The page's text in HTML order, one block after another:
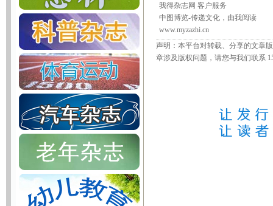
我得杂志网 客户服务
中图博览-传递文化，由我阅读
www.myzazhi.cn
声明：本平台对转载、分享的文章
章涉及版权问题，请您与我们联系